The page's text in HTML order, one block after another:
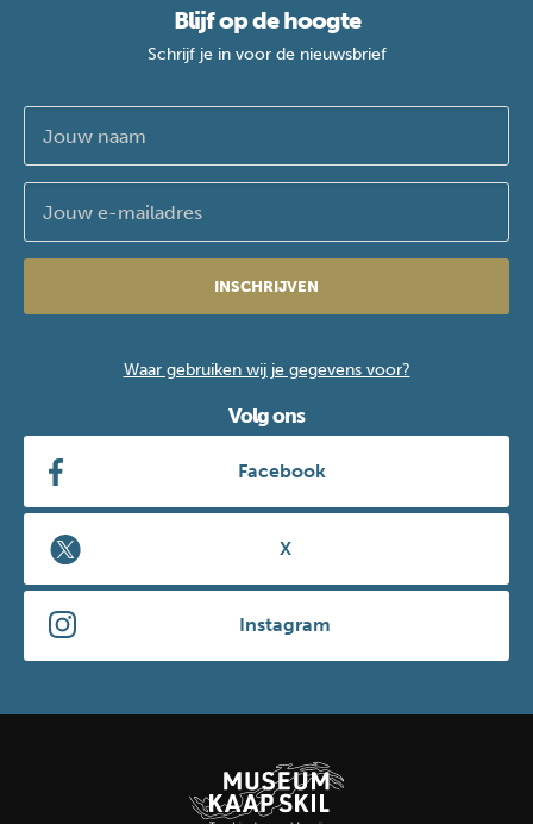
Blijf op de hoogte
Schrijf je in voor de nieuwsbrief
INSCHRIJVEN
Waar gebruiken wij je gegevens voor?
Volg ons
Facebook
X
Instagram